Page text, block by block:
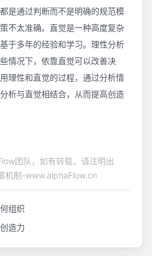
是通过判断而不是明确的规范模
不太准确。直觉是一种高度复杂
于多年的经验和学习。理性分析
情况下，依靠直觉可以改善决
理性和直觉的过程，通过分析情
析与直觉相结合，从而提高创造
团队，如有转载，请注明出
机制-www.alphaFlow.cn
组织
造力